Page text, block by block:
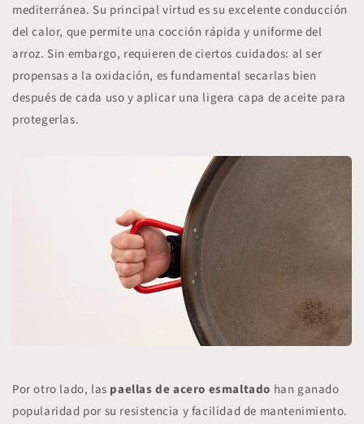
mediterránea. Su principal virtud es su excelenteconducción
del calor, que permite una cocción rápida y uniforme del
arroz. Sin embargo, requieren de ciertos cuidados: al ser
propensas a la oxidación, es fundamental secarlas bien
después de cada uso y aplicar una ligera capa de aceite para
protegerlas.
Por otro lado, las paellas de acero esmaltado han ganado
popularidad por su resistencia y facilidad de mantenimiento.